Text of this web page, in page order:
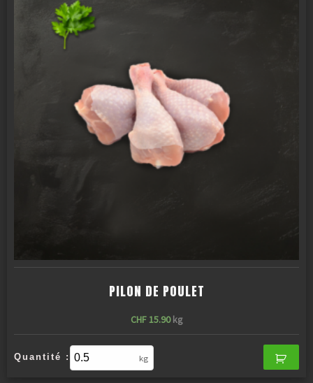
PILON DE POULET
CHF15.90 kg
Quantité : kg